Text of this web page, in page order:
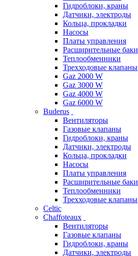
Гидроблоки, краны
Датчики, электроды
Кольца, прокладки
Насосы
Платы управления
Расширительные баки
Теплообменники
Трехходовые клапаны
Gaz 2000 W
Gaz 3000 W
Gaz 4000 W
Gaz 6000 W
Buderus
Вентиляторы
Газовые клапаны
Гидроблоки, краны
Датчики, электроды
Кольца, прокладки
Насосы
Платы управления
Расширительные баки
Теплообменники
Трехходовые клапаны
Celtic
Chaffoteaux
Вентиляторы
Газовые клапаны
Гидроблоки, краны
Датчики, электроды